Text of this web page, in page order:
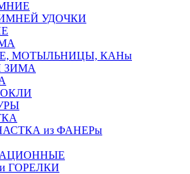
УДОЧКИ
МОТЫЛЬНИЦЫ, КАНы
ЗИМА
из ФАНЕРы
ГОРЕЛКИ